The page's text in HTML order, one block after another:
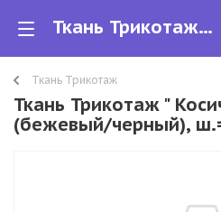
Ткань Трикотаж " Косичка" (бежевый/черный), ш.= 150 см
Ткань Трикотаж
Ткань Трикотаж "
(бежевый/черный),